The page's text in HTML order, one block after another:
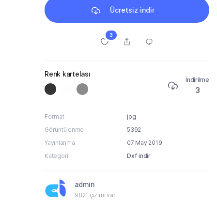
Ücretsiz indir
3
Renk kartelası
İndirilme
3
Format
jpg
Görüntülenme
5392
Yayınlanma
07 May 2019
Kategori
Dxf indir
admin
9821 çizimi var